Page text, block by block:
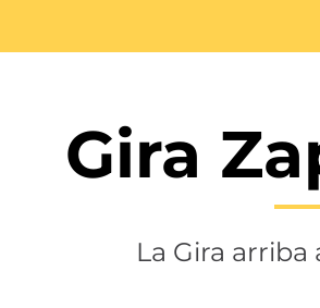
Gira
La Gira arriba